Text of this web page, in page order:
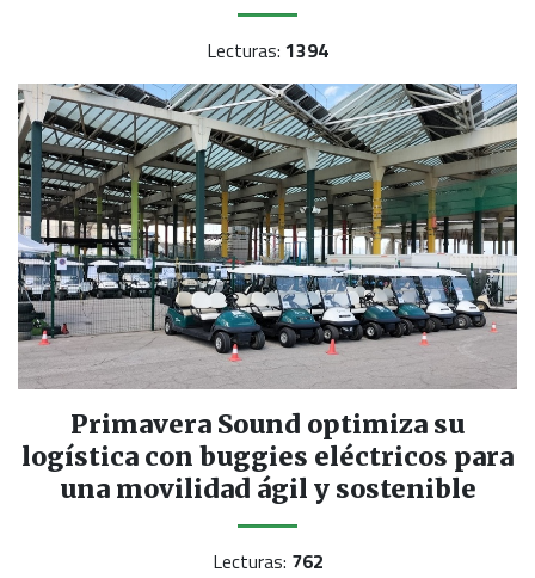
Lecturas: 1394
Primavera Sound optimiza su
logística con buggies eléctricos para
una movilidad ágil y sostenible
Lecturas: 762